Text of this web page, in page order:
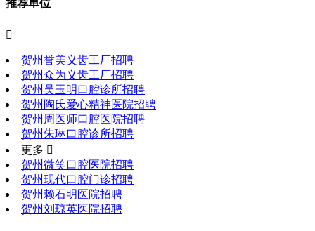
推荐单位

贺州誉美义齿工厂招聘
贺州众为义齿工厂招聘
贺州吴玉明口腔诊所招聘
贺州陶氏爱心精神医院招聘
贺州周医师口腔医院招聘
贺州朱琳口腔诊所招聘
更多 
贺州微笑口腔医院招聘
贺州现代口腔门诊招聘
贺州赖石明医院招聘
贺州刘琼英医院招聘